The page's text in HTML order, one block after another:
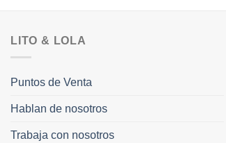
LITO & LOLA
Puntos de Venta
Hablan de nosotros
Trabaja con nosotros